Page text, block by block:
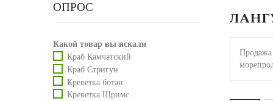
Продажа
ОПРОС
Какой товар вы искали
Краб Камчатский
Краб Стригун
Креветка ботан
Креветка Шримс